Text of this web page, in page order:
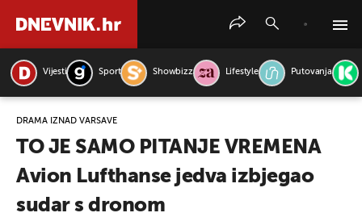
Vijesti Sport Showbizz Lifestyle Putovanja
DRAMA IZNAD VARŠAVE
TO JE SAMO PITANJE VREMENA
Avion Lufthanse jedva izbjegao
sudar s dronom
PRETRAŽITE VIJESTI